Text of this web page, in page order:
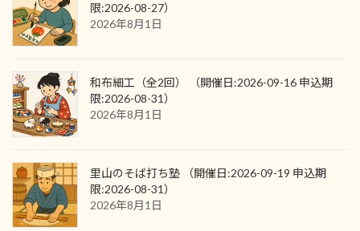
限:2026-08-27）
2026年8月1日
和布細工（全2回） （開催日:2026-09-16 申込期
限:2026-08-31）
2026年8月1日
里山のそば打ち塾 （開催日:2026-09-19 申込期
限:2026-08-31）
2026年8月1日